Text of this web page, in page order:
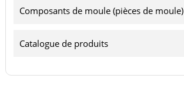
Composants de moule (pièces de moule)
Catalogue de produits